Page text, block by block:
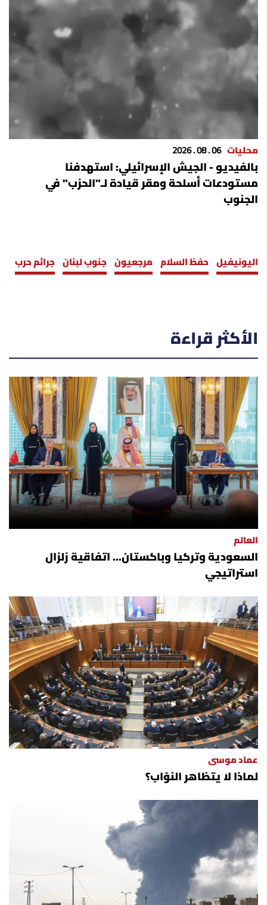
محليات 06 . 08 . 2026
بالفيديو - الجيش الإسرائيلي: استهدفنا
مستودعات أسلحة ومقر قيادة لـ"الحزب" في
الجنوب
اليونيفيل حفظ السلام مرجعيون جنوب لبنان جرائم حرب
الأكثر قراءة
العالم
السعودية وتركيا وباكستان... اتفاقية زلزال
استراتيجي
عماد موسى
لماذا لا يتظاهر النوّاب؟